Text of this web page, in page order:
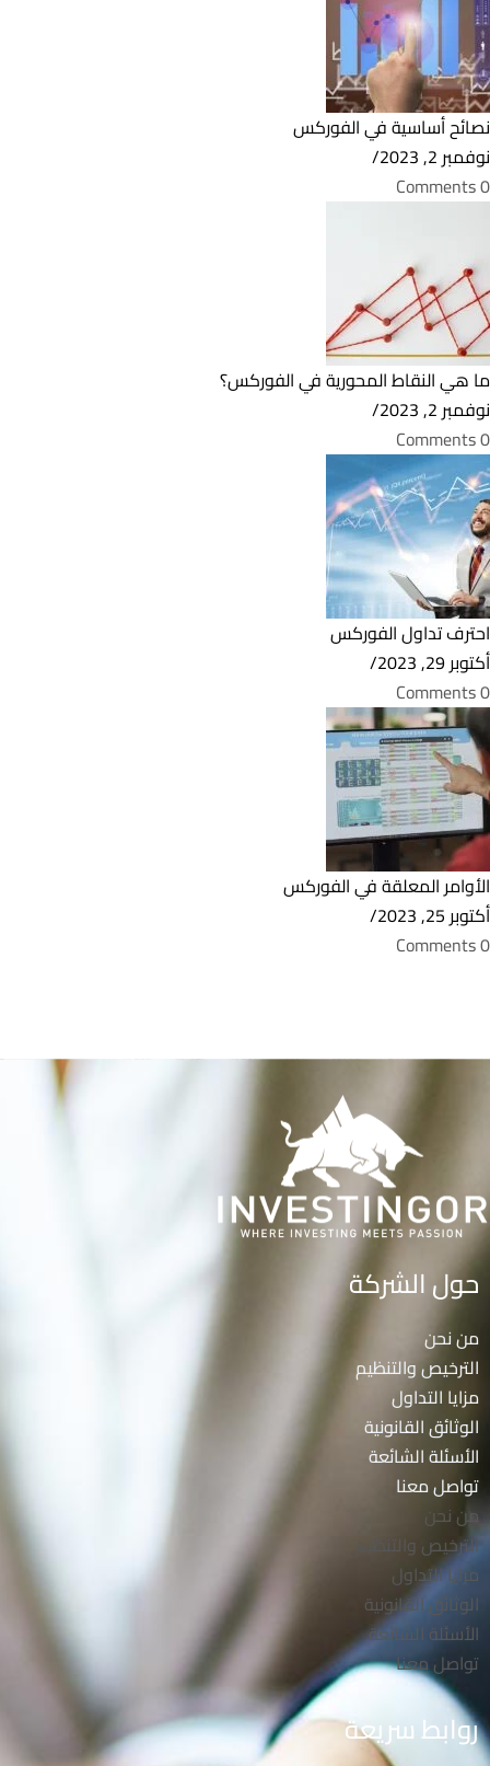
نصائح أساسية في الفوركس
نوفمبر 2, 2023
/
0 Comments
ما هي النقاط المحورية في الفوركس؟
نوفمبر 2, 2023
/
0 Comments
احترف تداول الفوركس
أكتوبر 29, 2023
/
0 Comments
الأوامر المعلقة في الفوركس
أكتوبر 25, 2023
/
0 Comments
حول الشركة
من نحن
الترخيص والتنظيم
مزايا التداول
الوثائق القانونية
الأسئلة الشائعة
تواصل معنا
من نحن
الترخيص والتنظيم
مزايا التداول
الوثائق القانونية
الأسئلة الشائعة
تواصل معنا
روابط سريعة